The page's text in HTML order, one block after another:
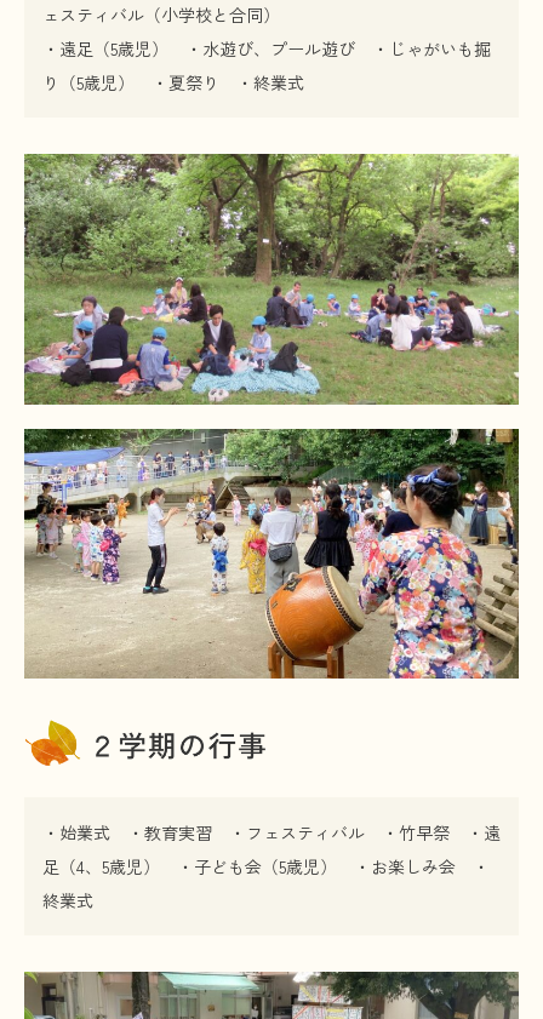
ェスティバル（小学校と合同）
・遠足（5歳児） ・水遊び、プール遊び ・じゃがいも掘
り（5歳児） ・夏祭り ・終業式
・始業式 ・教育実習 ・フェスティバル ・竹早祭 ・遠
足（4、5歳児） ・子ども会（5歳児） ・お楽しみ会 ・
終業式